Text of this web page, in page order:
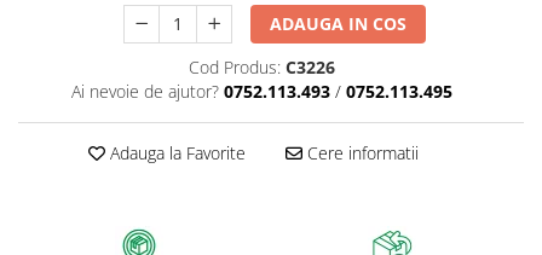
ADAUGA IN COS
Cod Produs: C3226
Ai nevoie de ajutor? 0752.113.493 / 0752.113.495
Adauga la Favorite Cere informatii